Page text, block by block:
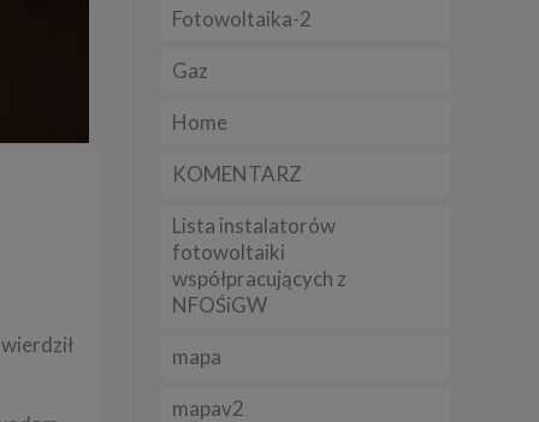
Fotowoltaika-2
Gaz
Home
KOMENTARZ
Lista instalatorów
fotowoltaiki
współpracujących z
NFOŚiGW
mapa
mapav2